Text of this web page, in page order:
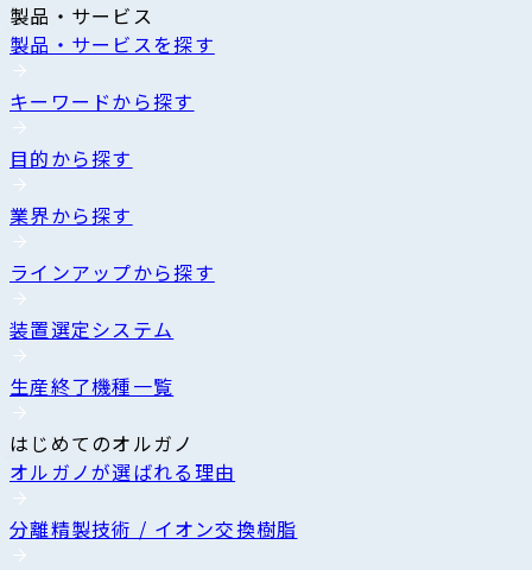
製品・サービス
製品・サービスを探す
キーワードから探す
目的から探す
業界から探す
ラインアップから探す
装置選定システム
生産終了機種一覧
はじめてのオルガノ
オルガノが選ばれる理由
分離精製技術 / イオン交換樹脂